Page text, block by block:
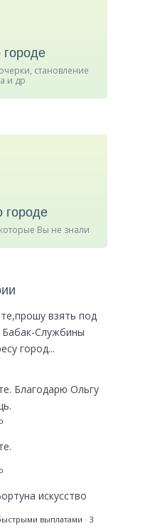
городе
становление
и др
городе
Вы не знали
взять под
Службины
город...
Благодарю Ольгу
искусство
выплатами · 3